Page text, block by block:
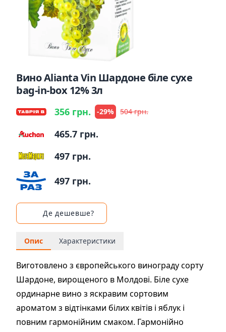
Вино Alianta Vin Шардоне біле сухе
bag-in-box 12% 3л
356 грн. -29% 504 грн.
465.7 грн.
497 грн.
497 грн.
Де дешевше?
Опис Характеристики
Виготовлено з європейського винограду сорту
Шардоне, вирощеного в Молдові. Біле сухе
ординарне вино з яскравим сортовим
ароматом з відтінками білих квітів і яблук і
повним гармонійним смаком. Гармонійно